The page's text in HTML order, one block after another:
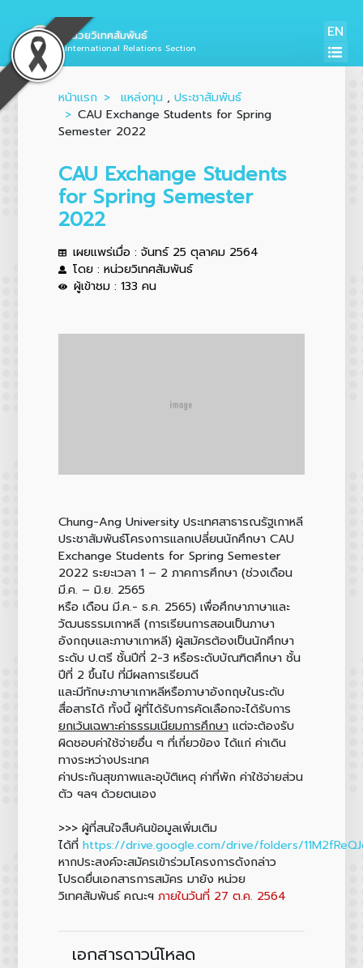
หน่วยวิเทศสัมพันธ์
International Relations Section
EN
หน้าแรก แหล่งทุน , ประชาสัมพันธ์
CAU Exchange Students for Spring
Semester 2022
CAU Exchange Students
for Spring Semester
2022
เผยแพร่เมื่อ : จันทร์ 25 ตุลาคม 2564
โดย : หน่วยวิเทศสัมพันธ์
ผู้เข้าชม : 133 คน
Chung-Ang University ประเทศสาธารณรัฐเกาหลี
ประชาสัมพันธ์โครงการแลกเปลี่ยนนักศึกษา CAU
Exchange Students for Spring Semester
2022 ระยะเวลา 1 – 2 ภาคการศึกษา (ช่วงเดือน
มี.ค. – มิ.ย. 2565
หรือ เดือน มี.ค.- ธ.ค. 2565) เพื่อศึกษาภาษาและ
วัฒนธรรมเกาหลี (การเรียนการสอนเป็นภาษา
อังกฤษและภาษาเกาหลี) ผู้สมัครต้องเป็นนักศึกษา
ระดับ ป.ตรี ชั้นปีที่ 2-3 หรือระดับบัณฑิตศึกษา ชั้น
ปีที่ 2 ขึ้นไป ที่มีผลการเรียนดี
และมีทักษะภาษาเกาหลีหรือภาษาอังกฤษในระดับ
สื่อสารได้ ทั้งนี้ ผู้ที่ได้รับการคัดเลือกจะได้รับการ
ยกเว้นเฉพาะค่าธรรมเนียมการศึกษาแต่จะต้องรับ
ผิดชอบค่าใช้จ่ายอื่น ๆ ที่เกี่ยวข้อง ได้แก่ ค่าเดิน
ทางระหว่างประเทศ
ค่าประกันสุขภาพและอุบัติเหตุ ค่าที่พัก ค่าใช้จ่ายส่วน
ตัว ฯลฯ ด้วยตนเอง
>>> ผู้ที่สนใจสืบค้นข้อมูลเพิ่มเติม
ได้ที่ https://drive.google.com/drive/folders/
หากประสงค์จะสมัครเข้าร่วมโครงการดังกล่าว
โปรดยื่นเอกสารการสมัคร มายัง หน่วย
วิเทศสัมพันธ์ คณะฯ ภายในวันที่ 27 ต.ค. 2564
เอกสารดาวน์โหลด